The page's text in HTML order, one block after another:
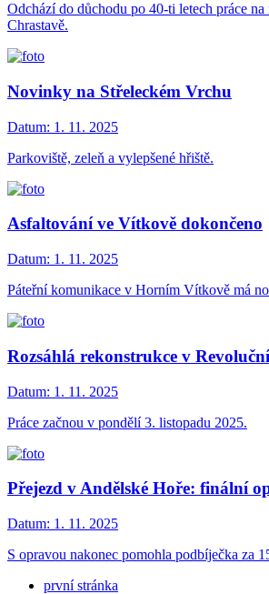
Odchází do důchodu po 40-ti letech práce na
Chrastavě.
Novinky na Střeleckém Vrchu
Datum: 1. 11. 2025
Parkoviště, zeleň a vylepšené hřiště.
Asfaltování ve Vítkově dokončeno
Datum: 1. 11. 2025
Páteřní komunikace v Horním Vítkově má
Rozsáhlá rekonstrukce v
Datum: 1. 11. 2025
Práce začnou v pondělí 3. listopadu 2025.
Přejezd v Andělské Hoře: finální
Datum: 1. 11. 2025
S opravou nakonec pomohla podbíječka za
první stránka